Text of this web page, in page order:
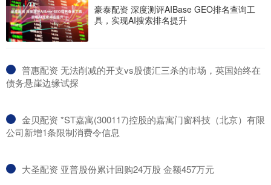
豪泰配资 深度测评AIBase GEO排名查询工
具，实现AI搜索排名提升
​普惠配资 无法削减的开支vs股债汇三杀的市场，英国始终在
债务悬崖边缘试探
​金贝配资 *ST嘉寓(300117)控股的嘉寓门窗科技（北京）有限
公司新增1条限制消费令信息
​大圣配资 亚普股份累计回购24万股 金额457万元